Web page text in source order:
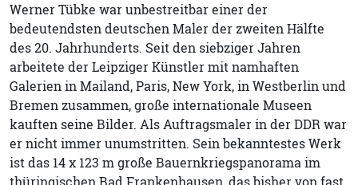
Werner Tübke war unbestreitbar einer der
bedeutendsten deutschen Maler der zweiten Hälfte
des 20. Jahrhunderts. Seit den siebziger Jahren
arbeitete der Leipziger Künstler mit namhaften
Galerien in Mailand, Paris, New York, in Westberlin und
Bremen zusammen, große internationale Museen
kauften seine Bilder. Als Auftragsmaler in der DDR war
er nicht immer unumstritten. Sein bekanntestes Werk
ist das 14 x 123 m große Bauernkriegspanorama im